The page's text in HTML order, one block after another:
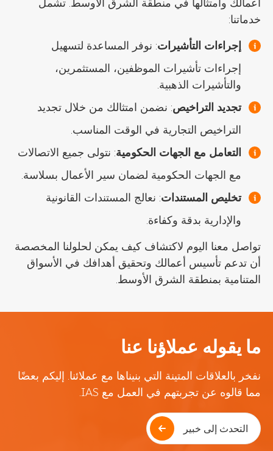
خدماتنا:
إجراءات التأشيرات: نوفر المساعدة لتسهيل
إجراءات تأشيرات الموظفين، المستثمرين،
والتأشيرات الذهبية.
تجديد التراخيص: نضمن امتثالك من خلال تجديد
التراخيص التجارية في الوقت المناسب.
التعامل مع الجهات الحكومية: نتولى جميع الاتصالات
مع الجهات الحكومية لضمان سير الأعمال بسلاسة.
تخليص المستندات: نعالج المستندات القانونية
والإدارية بدقة وكفاءة.
تواصل معنا اليوم لاكتشاف كيف يمكن لحلولنا المخصصة
أن تدعم تأسيس أعمالك وتحقيق أهدافك في الأسواق
المتنامية بمنطقة الشرق الأوسط.
ما يقوله عملاؤنا عنا
نفخر بالعلاقات المتينة التي بنيناها مع عملائنا. إليكم بعضًا
مما قالوه عن تجربتهم في العمل مع IAS.
التحدث إلى خبير